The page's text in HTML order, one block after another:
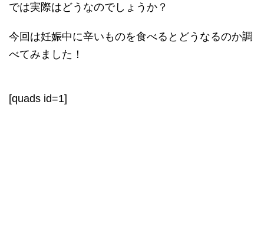
では実際はどうなのでしょうか？
今回は妊娠中に辛いものを食べるとどうなるのか調
べてみました！
[quads id=1]